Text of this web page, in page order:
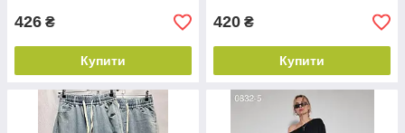
426 ₴
Купити
420 ₴
Купити